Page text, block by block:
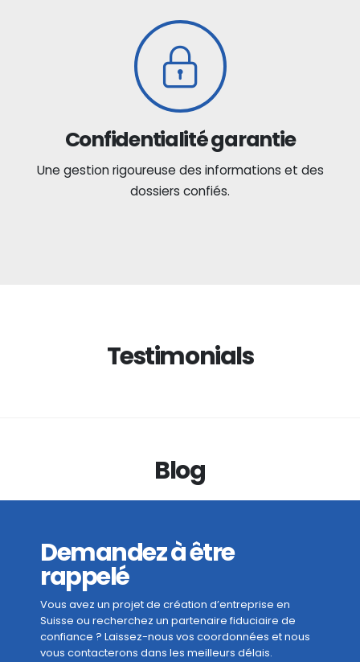
Confidentialité garantie
Une gestion rigoureuse des informations et des
dossiers confiés.
Testimonials
Blog
Demandez à être
rappelé
Vous avez un projet de création d’entreprise en
Suisse ou recherchez un partenaire fiduciaire de
confiance ? Laissez-nous vos coordonnées et nous
vous contacterons dans les meilleurs délais.